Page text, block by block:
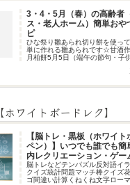
3・4・5月（春）の高齢者
ス・老人ホーム）簡単おや
ピ
ひな祭り雛あられ切り餅を使っ
単に作れる雛あられです☆甘酒
月柏餅5月5日（端午の節句・子
日）にちまき作りです☆ほうじ
【ホワイトボードレク】
【脳トレ・黒板（ホワイト
ペン）】いつでも誰でも簡
内レクリエーション・ゲー
脳トレなどテンパズル反対語イ
クイズ統計問題マッチ棒クイズ
ゴ間違い計算くねくね文字ロー